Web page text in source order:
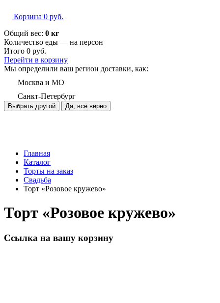
Корзина 0 руб.
Общий вес: 0 кг
Количество еды — на персон
Итого 0 руб.
Перейти в корзину
Мы определили ваш регион доставки, как:
Москва и МО
Санкт-Петербург
Выбрать другой Да, всё верно
Главная
Каталог
Торты на заказ
Свадьба
Торт «Розовое кружево»
Торт «Розовое кружево»
Ссылка на вашу корзину